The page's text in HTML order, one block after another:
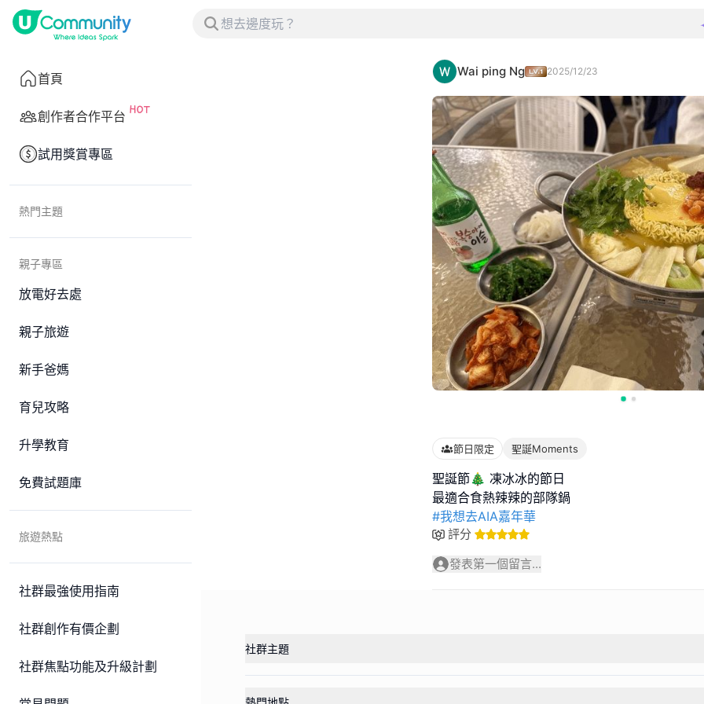
首頁
創作者合作平台
試用獎賞專區
熱門主題
親子專區
放電好去處
親子旅遊
新手爸媽
育兒攻略
升學教育
免費試題庫
旅遊熱點
社群最強使用指南
社群創作有價企劃
社群焦點功能及升級計劃
Wai ping Ng 2025/12/23
節日限定 聖誕Moments
聖誕節🎄 凍冰冰的節日
#我想去AIA嘉年華
評分
發表第一個留言...
社群主題